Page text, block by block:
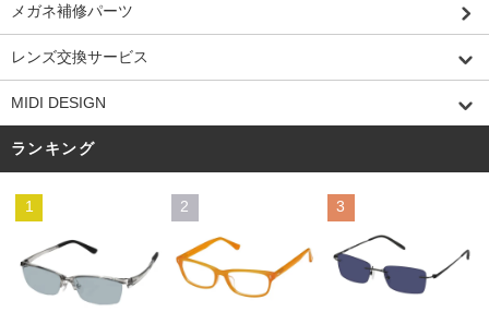
メガネ補修パーツ
レンズ交換サービス
MIDI DESIGN
ランキング
1 2 3